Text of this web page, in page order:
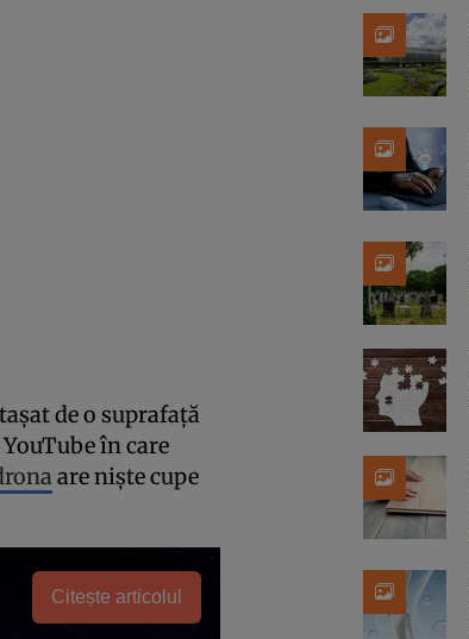
de o suprafață
în care
are niște cupe
Citește articolul